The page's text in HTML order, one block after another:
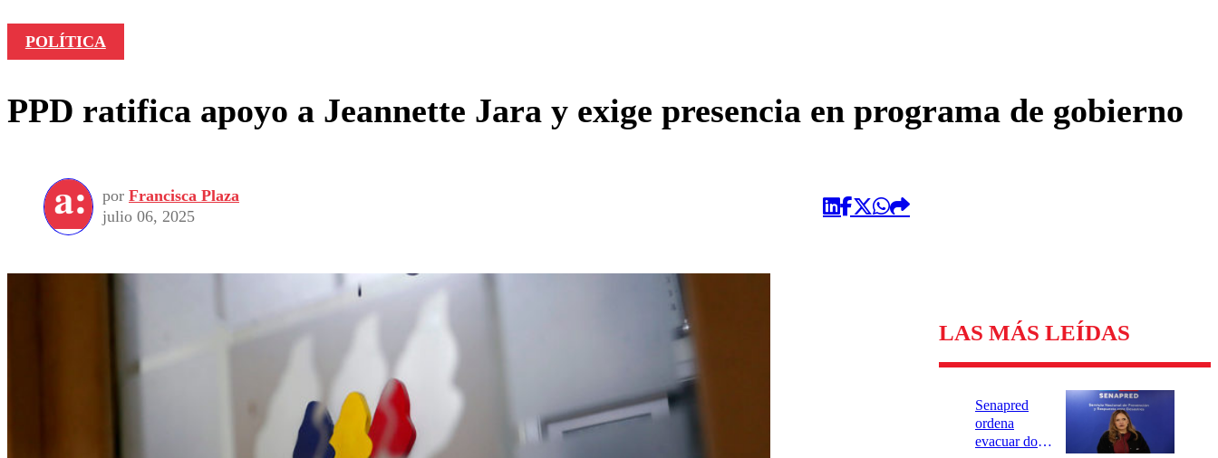
POLÍTICA
PPD ratifica apoyo a Jeannette Jara y exige presencia en programa de gobierno
por Francisca Plaza
julio 06, 2025
LAS MÁS LEÍDAS
Senapred
ordena
evacuar dos